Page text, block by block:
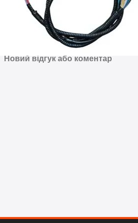
Новий відгук або коментар